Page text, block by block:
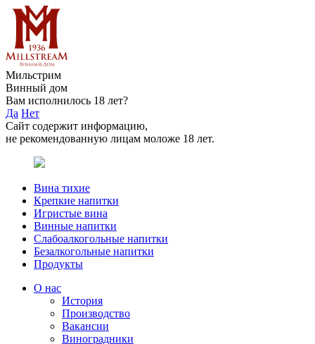
Мильстрим
Винный дом
Вам исполнилось 18 лет?
Да Нет
Сайт содержит информацию,
не рекомендованную лицам моложе 18 лет.
Вина тихие
Крепкие напитки
Игристые вина
Винные напитки
Слабоалкогольные напитки
Безалкогольные напитки
Продукты
О нас
История
Производство
Вакансии
Виноградники